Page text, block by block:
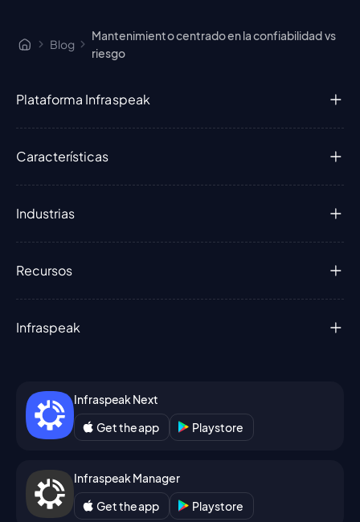
Blog
Mantenimiento centrado en la confiabilidad vs
riesgo
Plataforma Infraspeak
Características
Industrias
Recursos
Infraspeak
Infraspeak Next
Get the app
Playstore
Infraspeak Manager
Get the app
Playstore